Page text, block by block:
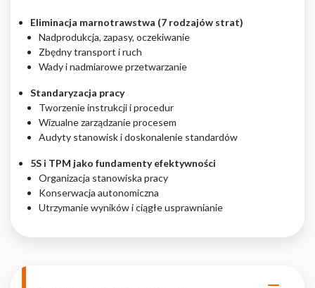
Eliminacja marnotrawstwa (7 rodzajów strat)
Nadprodukcja, zapasy, oczekiwanie
Zbędny transport i ruch
Wady i nadmiarowe przetwarzanie
Standaryzacja pracy
Tworzenie instrukcji i procedur
Wizualne zarządzanie procesem
Audyty stanowisk i doskonalenie standardów
5S i TPM jako fundamenty efektywności
Organizacja stanowiska pracy
Konserwacja autonomiczna
Utrzymanie wyników i ciągłe usprawnianie